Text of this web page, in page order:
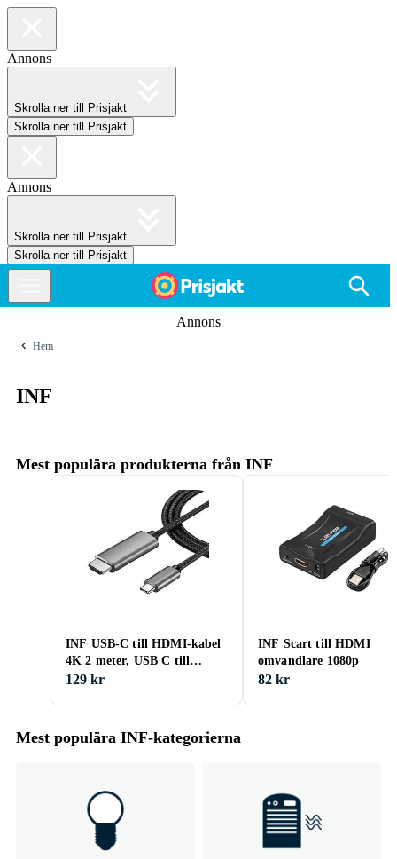
Annons
Skrolla ner till Prisjakt
Skrolla ner till Prisjakt
Annons
Skrolla ner till Prisjakt
Skrolla ner till Prisjakt
Annons
Hem
INF
Mest populära produkterna från INF
INF USB-C till HDMI-kabel
4K 2 meter, USB C till
HDMI-kabel, UHD 4K 30Hz,
129 kr
INF Scart till HDMI
omvandlare 1080p
82 kr
Mest populära INF-kategorierna